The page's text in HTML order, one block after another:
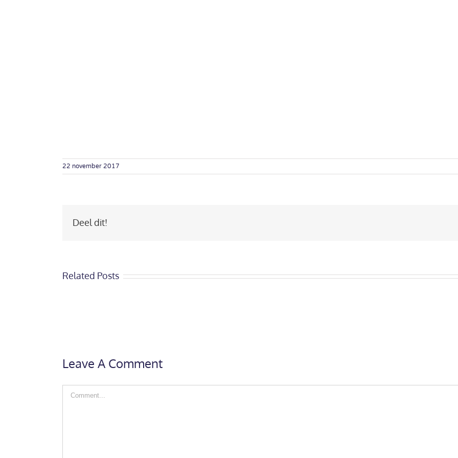
22 november 2017
Deel dit!
Related Posts
Leave A Comment
Comment